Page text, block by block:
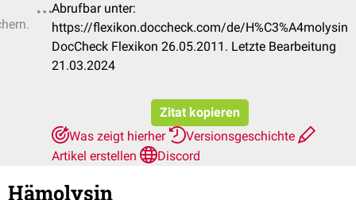
Abrufbar unter:
https://flexikon.doccheck.com/de/H%C3%A4molysin
DocCheck Flexikon 26.05.2011. Letzte Bearbeitung
21.03.2024
Zitat kopieren
Was zeigt hierher
Versionsgeschichte
Artikel erstellen
Discord
Hämolysin